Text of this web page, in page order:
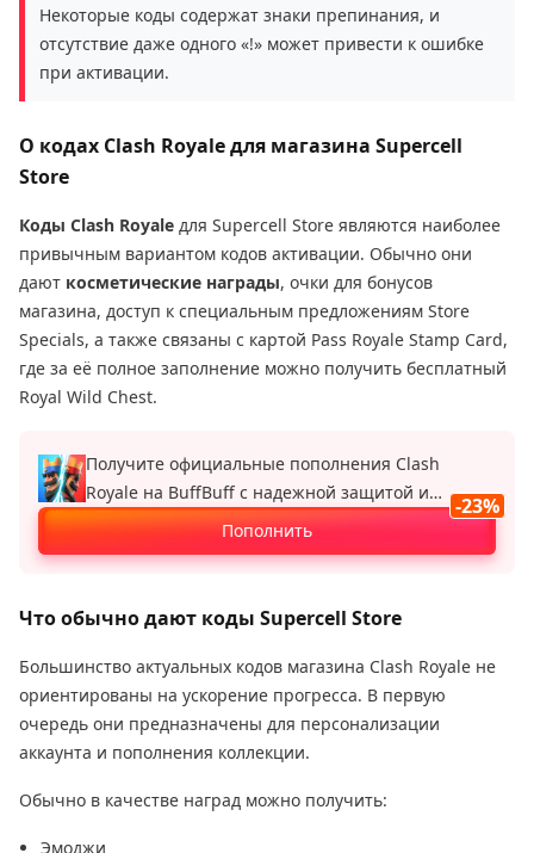
Некоторые коды содержат знаки препинания, и
отсутствие даже одного «!» может привести к ошибке
при активации.
О кодах Clash Royale для магазина Supercell
Store
Коды Clash Royale для Supercell Store являются наиболее
привычным вариантом кодов активации. Обычно они
дают косметические награды, очки для бонусов
магазина, доступ к специальным предложениям Store
Specials, а также связаны с картой Pass Royale Stamp Card,
где за её полное заполнение можно получить бесплатный
Royal Wild Chest.
Получите официальные пополнения Clash
Royale на BuffBuff с надежной защитой и
скидкой до 23 %.Пополнить
-23%
Что обычно дают коды Supercell Store
Большинство актуальных кодов магазина Clash Royale не
ориентированы на ускорение прогресса. В первую
очередь они предназначены для персонализации
аккаунта и пополнения коллекции.
Обычно в качестве наград можно получить:
Эмоджи